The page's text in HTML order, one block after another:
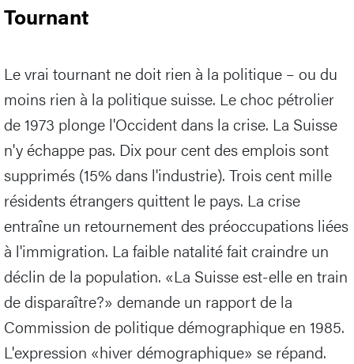
Tournant
Le vrai tournant ne doit rien à la politique – ou du
moins rien à la politique suisse. Le choc pétrolier
de 1973 plonge l'Occident dans la crise. La Suisse
n'y échappe pas. Dix pour cent des emplois sont
supprimés (15% dans l'industrie). Trois cent mille
résidents étrangers quittent le pays. La crise
entraîne un retournement des préoccupations liées
à l'immigration. La faible natalité fait craindre un
déclin de la population. «La Suisse est-elle en train
de disparaître?» demande un rapport de la
Commission de politique démographique en 1985.
L'expression «hiver démographique» se répand.